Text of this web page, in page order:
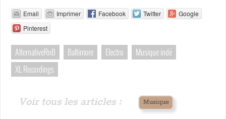
Email Imprimer Facebook Twitter
Google
Pinterest
AlternativeRnB Baltimore Electro
Musique indé
XL Recordings
Voir tous les articles : Musique